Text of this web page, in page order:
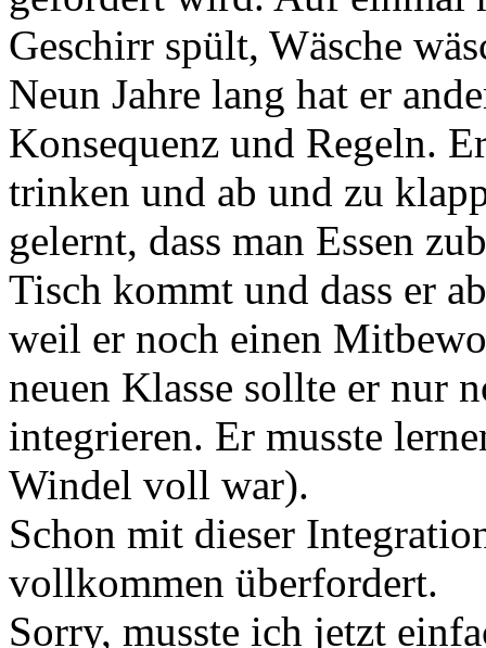
Geschirr spült, Wäsche
Neun Jahre lang hat er
Konsequenz und Regeln.
trinken und ab und zu
gelernt, dass man Essen
Tisch kommt und dass er
weil er noch einen
neuen Klasse sollte er nur
integrieren. Er musste
Windel voll war).
Schon mit dieser
vollkommen überfordert.
Sorry, musste ich jetzt